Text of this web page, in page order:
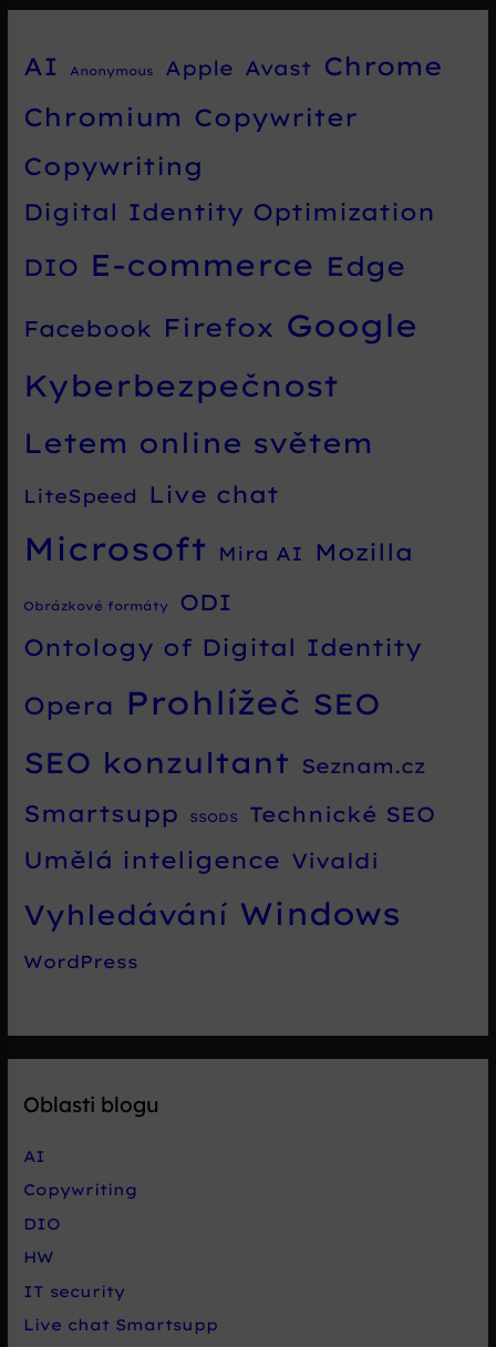
AI Anonymous Apple Avast
Chrome
Chromium Copywriter
Copywriting
Digital Identity Optimization
DIO E-commerce Edge
Facebook Firefox Google
Kyberbezpečnost
Letem online světem
LiteSpeed Live chat
Microsoft Mira AI Mozilla
Obrázkové formáty ODI
Ontology of Digital Identity
Opera Prohlížeč SEO
SEO konzultant Seznam.cz
Smartsupp SSODS Technické SEO
Umělá inteligence Vivaldi
Vyhledávání Windows
WordPress
Oblasti blogu
AI
Copywriting
DIO
HW
IT security
Live chat Smartsupp